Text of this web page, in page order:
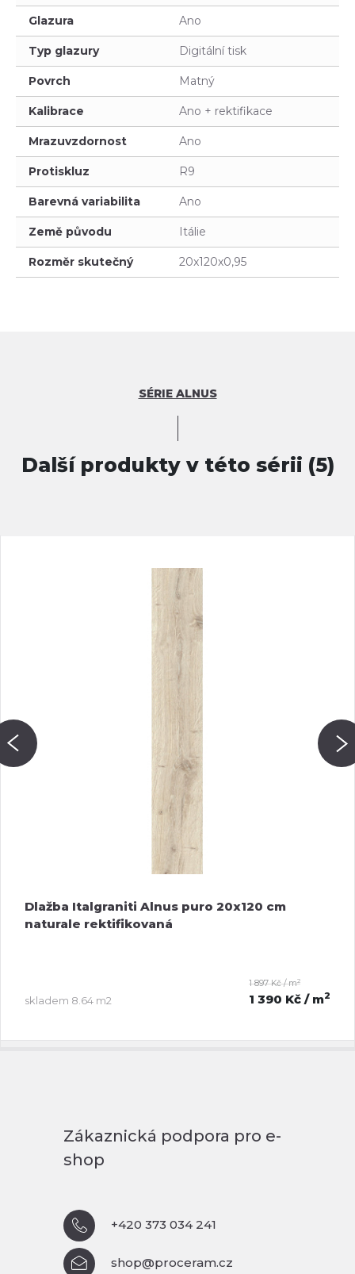
Glazura Ano
Typ glazury Digitální tisk
Povrch Matný
Kalibrace Ano + rektifikace
Mrazuvzdornost Ano
Protiskluz R9
Barevná variabilita Ano
Země původu Itálie
Rozměr skutečný 20x120x0,95
SÉRIE ALNUS
Další produkty v této sérii (5)
Dlažba Italgraniti Alnus puro 20x120 cm
naturale rektifikovaná
skladem 8.64 m2
1 897 Kč / m2
1 390 Kč / m2
Zákaznická podpora pro e-
shop
+420 373 034 241
shop@proceram.cz